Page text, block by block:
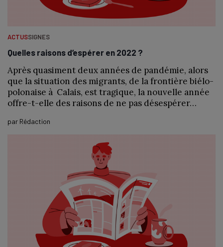
ACTUSSIGNES
Quelles raisons d’espérer en 2022 ?
Après quasiment deux années de pandémie, alors
que la situation des migrants, de la frontière biélo-
polonaise à Calais, est tragique, la nouvelle année
offre-t-elle des raisons de ne pas désespérer…
par Rédaction